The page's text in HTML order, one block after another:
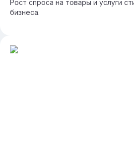
Рост спроса на товары и услуги
бизнеса.